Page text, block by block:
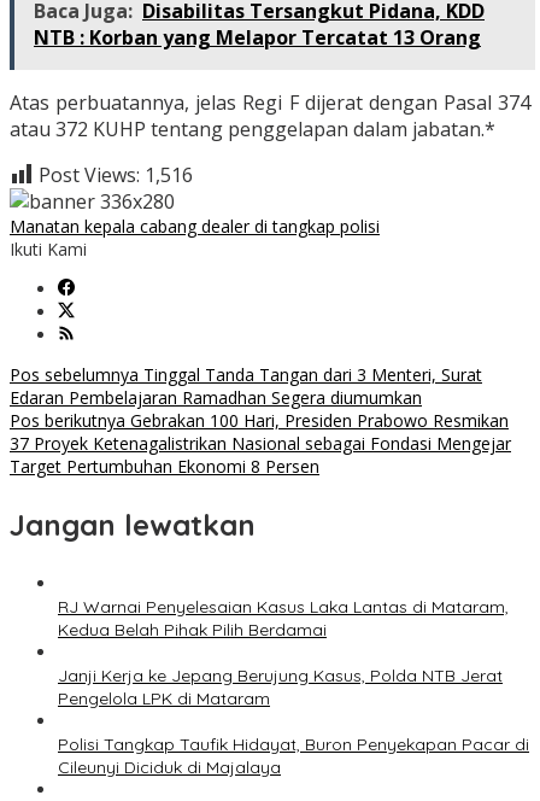
Baca Juga: Disabilitas Tersangkut Pidana, KDD
NTB : Korban yang Melapor Tercatat 13 Orang
Atas perbuatannya, jelas Regi F dijerat dengan Pasal 374
atau 372 KUHP tentang penggelapan dalam jabatan.*
Post Views: 1,516
Manatan kepala cabang dealer di tangkap polisi
Ikuti Kami
Navigasi
pos
Pos sebelumnya Tinggal Tanda Tangan dari 3 Menteri, Surat
Edaran Pembelajaran Ramadhan Segera diumumkan
Pos berikutnya Gebrakan 100 Hari, Presiden Prabowo Resmikan
37 Proyek Ketenagalistrikan Nasional sebagai Fondasi Mengejar
Target Pertumbuhan Ekonomi 8 Persen
Jangan lewatkan
RJ Warnai Penyelesaian Kasus Laka Lantas di Mataram,
Kedua Belah Pihak Pilih Berdamai
Janji Kerja ke Jepang Berujung Kasus, Polda NTB Jerat
Pengelola LPK di Mataram
Polisi Tangkap Taufik Hidayat, Buron Penyekapan Pacar di
Cileunyi Diciduk di Majalaya